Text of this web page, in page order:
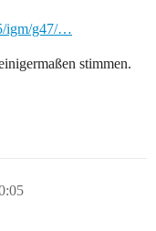
igm/g47/…
stimmen.